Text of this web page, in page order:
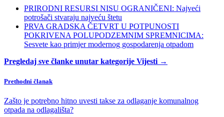
PRIRODNI RESURSI NISU OGRANIČENI: Najveći
potrošači stvaraju najveću štetu
PRVA GRADSKA ČETVRT U POTPUNOSTI
POKRIVENA POLUPODZEMNIM SPREMNICIMA:
Sesvete kao primjer modernog gospodarenja otpadom
Pregledaj sve članke unutar kategorije Vijesti →
Prethodni članak
Zašto je potrebno hitno uvesti takse za odlaganje komunalnog
otpada na odlagališta?